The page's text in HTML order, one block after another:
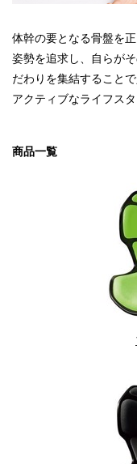
体幹の要となる骨盤を
姿勢を追求し、自らが
だわりを集結すること
アクティブなライフス
商品一覧